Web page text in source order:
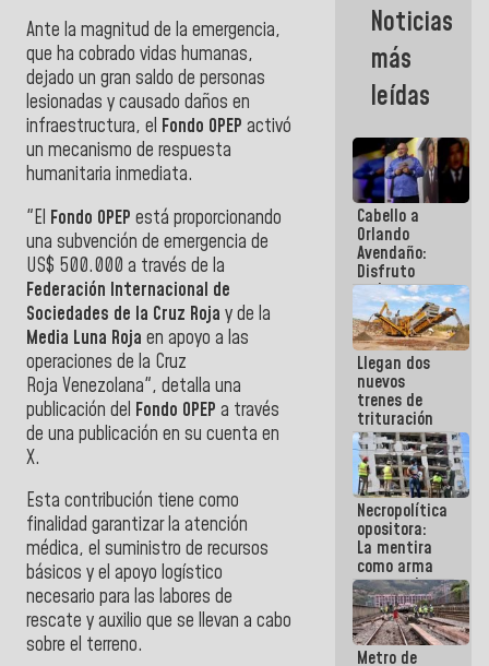
Ante la magnitud de la emergencia,
que ha cobrado vidas humanas,
dejado un gran saldo de personas
lesionadas y causado daños en
infraestructura, el Fondo OPEP activó
un mecanismo de respuesta
humanitaria inmediata.
"El Fondo OPEP está proporcionando
una subvención de emergencia de
US$ 500.000 a través de la
Federación Internacional de
Sociedades de la Cruz Roja y de la
Media Luna Roja en apoyo a las
operaciones de la Cruz
Roja Venezolana", detalla una
publicación del Fondo OPEP a través
de una publicación en su cuenta en
X.
Esta contribución tiene como
finalidad garantizar la atención
médica, el suministro de recursos
básicos y el apoyo logístico
necesario para las labores de
rescate y auxilio que se llevan a cabo
sobre el terreno.
Machado se
estrellaron
de frente
contra el
Pueblo
Noticias
más
leídas
Cabello a
Orlando
Avendaño:
Disfruto
cada vez
que escribes
porque lo
que haces
es
embarrarla
Llegan dos
nuevos
trenes de
trituración
para
optimizar
manejo de
escombros
en La Guaira
Necropolítica
opositora:
La mentira
como arma
contra el
Pueblo
Metro de